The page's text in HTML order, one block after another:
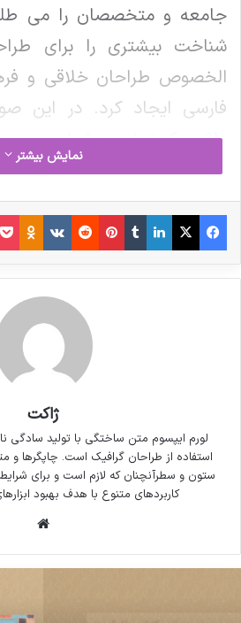
جامعه و متخصصان را می طلبد
شناخت بیشتری را برای
الخصوص طراحان خلاقی و
فارسی ایجاد کرد. در این
داشت که تمام و دشواری موجود
شرایط سخت تایپ به پایان
شامل حروفچینی
سوالات پیوسته اهل دنیای
لورم ایپسوم متن ساختگی با
چاپگرها و متون بلکه
نمایش بیشتر
فیس بوک X لینکدین
‫تامبلر‫پین‌ترست
‫رددیت
ژاکت
لورم ایپسوم متن ساختگی با تولید سادگی
استفاده از طراحان گرافیک است. چاپگرها و
ستون و سطرآنچنان که لازم است و برای
کاربردهای متنوع با هدف بهبود